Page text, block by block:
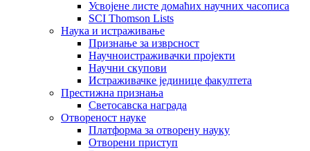
Усвојене листе домаћих научних часописа
SCI Thomson Lists
Наука и истраживање
Признање за изврсност
Научноистраживачки пројекти
Научни скупови
Истраживачке јединице факултета
Престижна признања
Светосавска награда
Отвореност науке
Платформа за отворену науку
Отворени приступ